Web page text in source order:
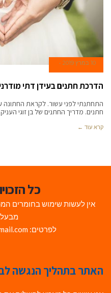
10 במרץ 2019
הדרכת חתנים בעידן דתי
התחתנתי לפני עשור. לקראת החתונה
חתנים. מדריך החתנים של בן זוגי
קרא עוד ←
כל
אין לעשות שימוש בחומרים
לפרטים: Avihai.ZoomAt@gmail.com
האתר בתהליך הנגשה